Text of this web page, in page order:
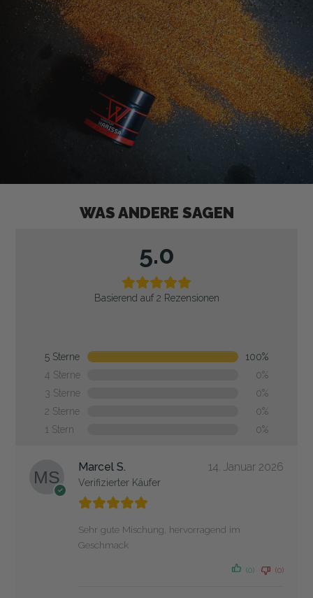
WAS ANDERE SAGEN
5.0
Basierend auf 2 Rezensionen
5 Sterne
100%
4 Sterne
0%
3 Sterne
0%
2 Sterne
0%
1 Stern
0%
Marcel S.
Verifizierter Käufer
14. Januar 2026
Sehr gute Mischung, hervorragend im
Geschmack
(0) (0)